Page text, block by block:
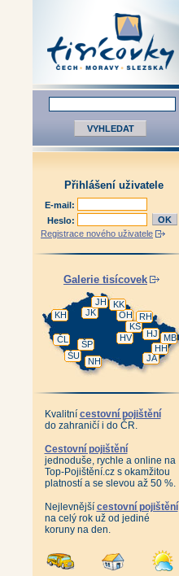
Přihlášení uživatele
E-mail:
Heslo:
Registrace nového uživatele
Galerie tisícovek
JA
HH
MB
HJ
HV
NH
KS
RH
ŠP
ŠU
OH
JK
KK
ČL
JH
KH
Kvalitní cestovní pojištění
do zahraničí i do ČR.
Cestovní pojištění
jednoduše, rychle a online na
Top-Pojištění.cz s okamžitou
platností a se slevou až 50 %.
Nejlevnější cestovní pojištění
na celý rok už od jediné
koruny na den.